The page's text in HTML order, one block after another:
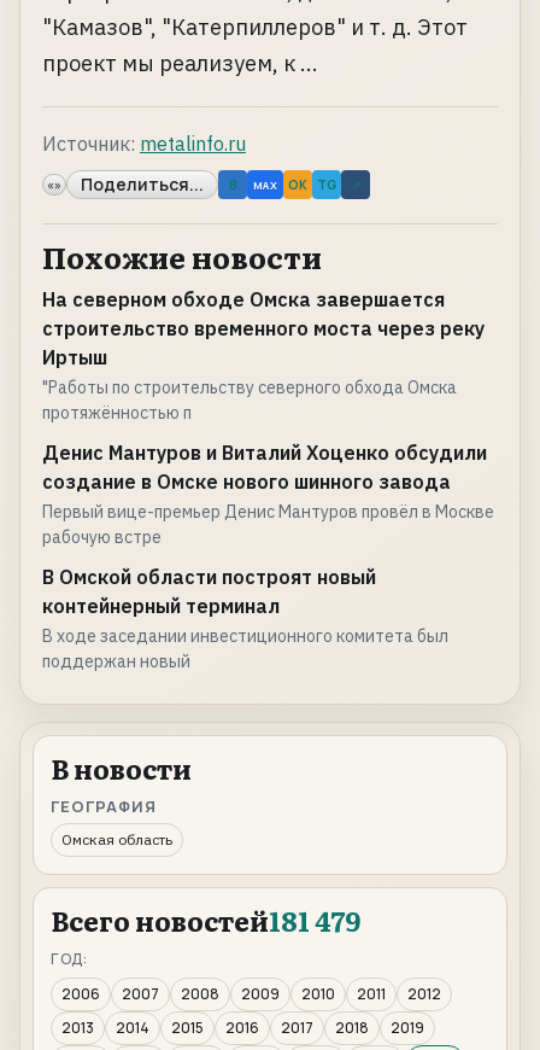
"Камазов", "Катерпиллеров" и т. д. Этот
проект мы реализуем, к ...
Источник: metalinfo.ru
«» Поделиться... B MAX OK TG ↗
Похожие новости
На северном обходе Омска завершается
строительство временного моста через реку
Иртыш
"Работы по строительству северного обхода Омска
протяжённостью п
Денис Мантуров и Виталий Хоценко обсудили
создание в Омске нового шинного завода
Первый вице-премьер Денис Мантуров провёл в Москве
рабочую встре
В Омской области построят новый
контейнерный терминал
В ходе заседании инвестиционного комитета был
поддержан новый
В новости
ГЕОГРАФИЯ
Омская область
Всего новостей181 479
ГОД:
2006
2007 2008 2009 2010 2011
2012
2013
2014 2015 2016 2017 2018
2019